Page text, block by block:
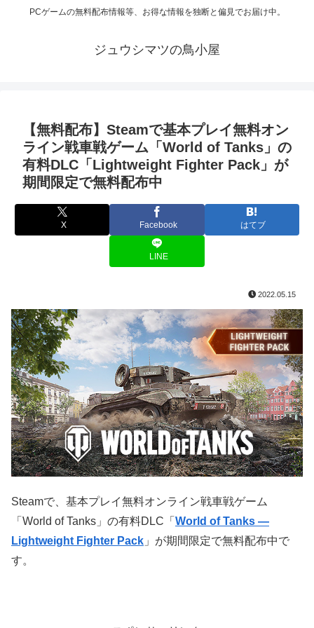
PCゲームの無料配布情報等、お得な情報を独断と偏見でお届け中。
ジュウシマツの鳥小屋
【無料配布】Steamで基本プレイ無料オン
ライン戦車戦ゲーム「World of Tanks」の
有料DLC「Lightweight Fighter Pack」が
期間限定で無料配布中
X Facebook はてブ
LINE
2022.05.15
Steamで、基本プレイ無料オンライン戦車戦ゲーム
「World of Tanks」の有料DLC「 World of Tanks —
Lightweight Fighter Pack 」が期間限定で無料配布中で
す。